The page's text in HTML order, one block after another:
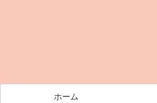
ホーム